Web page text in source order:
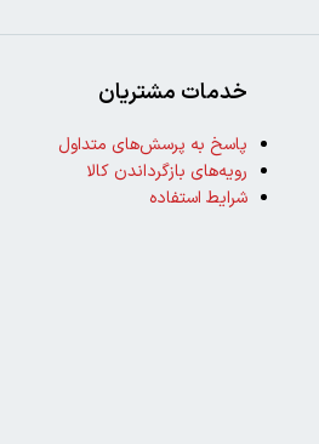
خدمات مشتریان
پاسخ به پرسش‌های متداول
رویه‌های بازگرداندن کالا
شرایط استفاده